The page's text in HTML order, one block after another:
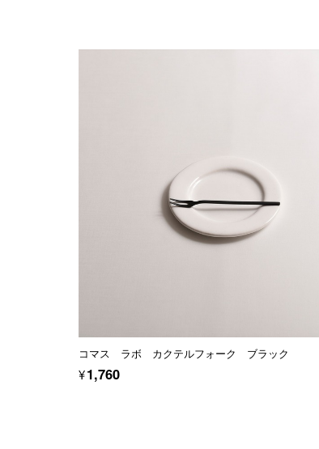
コマス ラボ カクテルフォーク ブラック
¥1,760